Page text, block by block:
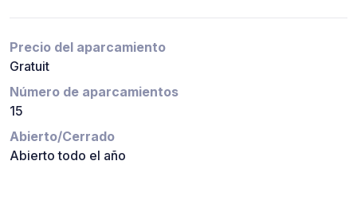
Precio del aparcamiento
Gratuit
Número de aparcamientos
15
Abierto/Cerrado
Abierto todo el año